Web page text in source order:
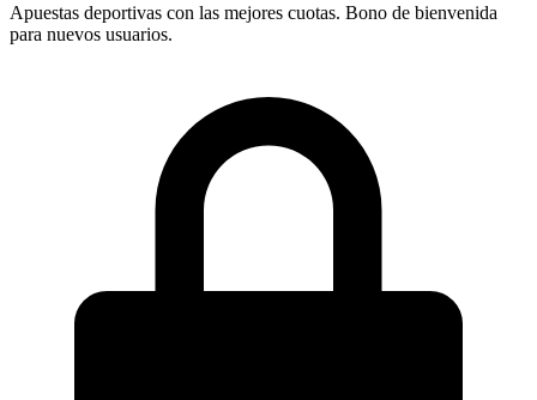
Apuestas deportivas con las mejores cuotas. Bono de bienvenida
para nuevos usuarios.